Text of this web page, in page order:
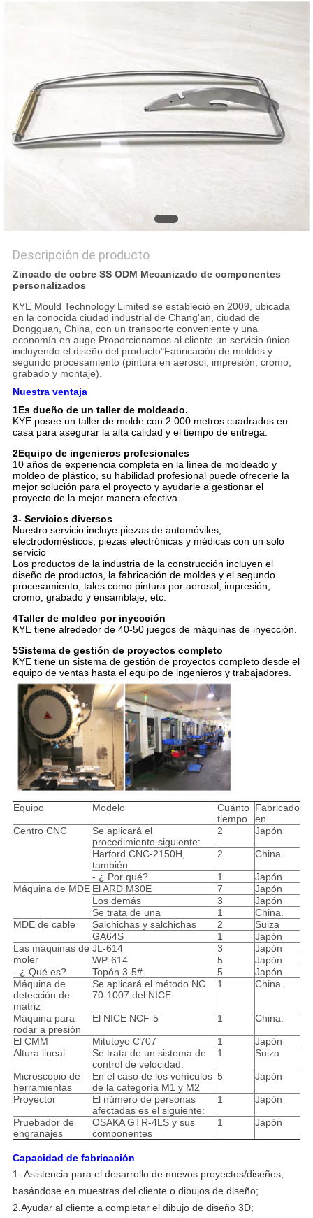
SITIO
PRIVACY
POLICY
Descripción de producto
Zincado de cobre SS ODM Mecanizado de componentes
personalizados
KYE Mould Technology Limited se estableció en 2009, ubicada
en la conocida ciudad industrial de Chang'an, ciudad de
Dongguan, China, con un transporte conveniente y una
economía en auge.Proporcionamos al cliente un servicio único
incluyendo el diseño del producto"Fabricación de moldes y
segundo procesamiento (pintura en aerosol, impresión, cromo,
grabado y montaje).
Nuestra ventaja
1Es dueño de un taller de moldeado.
KYE posee un taller de molde con 2.000 metros cuadrados en
casa para asegurar la alta calidad y el tiempo de entrega.
2Equipo de ingenieros profesionales
10 años de experiencia completa en la línea de moldeado y
moldeo de plástico, su habilidad profesional puede ofrecerle la
mejor solución para el proyecto y ayudarle a gestionar el
proyecto de la mejor manera efectiva.
3- Servicios diversos
Nuestro servicio incluye piezas de automóviles,
electrodomésticos, piezas electrónicas y médicas con un solo
servicio
Los productos de la industria de la construcción incluyen el
diseño de productos, la fabricación de moldes y el segundo
procesamiento, tales como pintura por aerosol, impresión,
cromo, grabado y ensamblaje, etc.
4Taller de moldeo por inyección
KYE tiene alrededor de 40-50 juegos de máquinas de inyección.
5Sistema de gestión de proyectos completo
KYE tiene un sistema de gestión de proyectos completo desde el
equipo de ventas hasta el equipo de ingenieros y trabajadores.
Equipo Modelo
Cuánto
tiempo
Fabricado
en
Centro CNC
Se aplicará el
procedimiento siguiente:
2 Japón
Harford CNC-2150H,
también
2 China.
- ¿ Por qué? 1
Japón
Máquina de MDE El ARD M30E 7
Japón
Los demás
3
Japón
Se trata de una
1
China.
MDE de cable
Salchichas y salchichas 2
Suiza
GA64S
1
Japón
Las máquinas de
moler
JL-614 3
Japón
WP-614
5
Japón
- ¿ Qué es?
Topón 3-5# 5
Japón
Máquina de
detección de
matriz
Se aplicará el método NC
70-1007 del NICE.
1 China.
Máquina para
rodar a presión
El NICE NCF-5 1 China.
El CMM Mitutoyo C707 1
Japón
Altura lineal
Se trata de un sistema de
control de velocidad.
1 Suiza
Microscopio de
herramientas
En el caso de los vehículos
de la categoría M1 y M2
5 Japón
Proyector
El número de personas
afectadas es el siguiente:
1 Japón
Pruebador de
engranajes
OSAKA GTR-4LS y sus
componentes
1 Japón
Capacidad de fabricación
1- Asistencia para el desarrollo de nuevos proyectos/diseños,
basándose en muestras del cliente o dibujos de diseño;
2. Ayudar al cliente a completar el dibujo de diseño 3D;